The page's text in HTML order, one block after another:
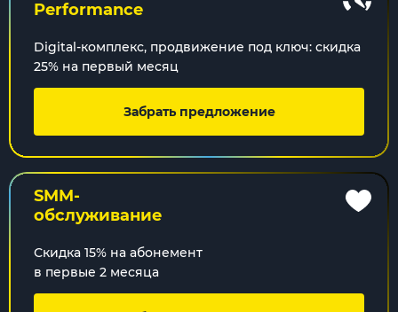
Performance
Digital-комплекс, продвижение под ключ: скидка
25% на первый месяц
Забрать предложение
SMM-
обслуживание
Скидка 15% на абонемент
в первые 2 месяца